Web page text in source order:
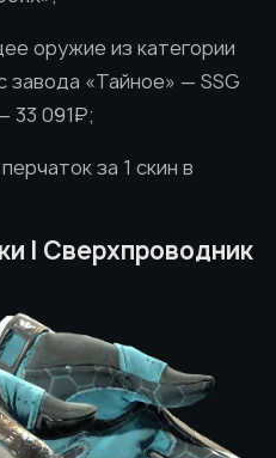
оружие из категории
завода «Тайное» — SSG
33 091₽;
за 1 скин в
| Сверхпроводник